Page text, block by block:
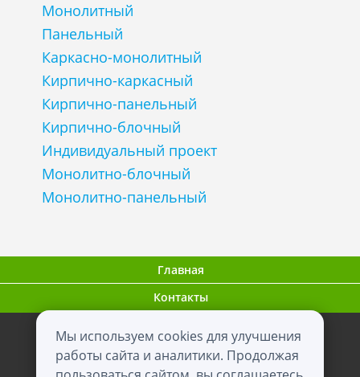
Мы используем cookies для улучшения
работы сайта и аналитики. Продолжая
Монолитный
Панельный
Каркасно-монолитный
Кирпично-каркасный
Кирпично-панельный
Кирпично-блочный
Индивидуальный проект
Монолитно-блочный
Монолитно-панельный
Главная
Контакты
ООО "ВНовостройке.ру"
2012 - 2026